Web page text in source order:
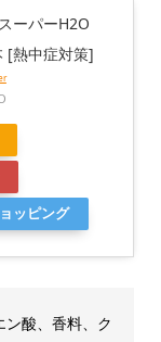
ーパーH2O
[熱中症対策]
ッピング
酸、香料、ク